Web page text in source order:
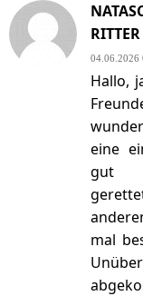
RITTER
04.06.2026
Hallo,
eine
gut
mal